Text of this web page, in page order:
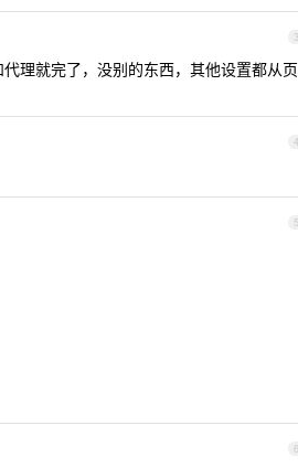
3
理就完了，没别的东西，其他设置都从页
4
5
6